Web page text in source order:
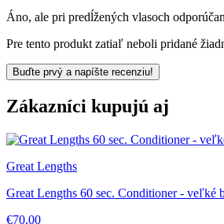
Áno, ale pri predĺžených vlasoch
Pre tento produkt zatiaľ neboli pridané
Buďte prvý a napíšte recenziu!
Zákazníci kupujú aj
Great Lengths
Great Lengths 60 sec. Conditioner - veľké
€70,00